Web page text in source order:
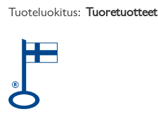
Tuoteluokitus: Tuoretuotteet